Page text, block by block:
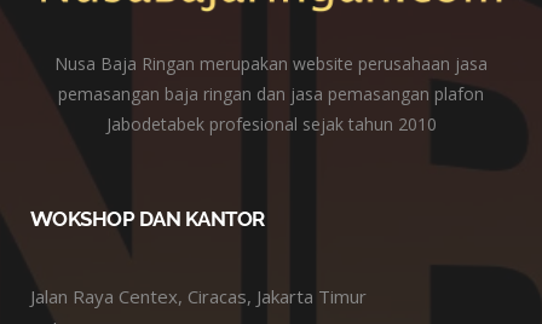
Nusa Baja Ringan merupakan website perusahaan jasa
pemasangan baja ringan dan jasa pemasangan plafon
Jabodetabek profesional sejak tahun 2010
WOKSHOP DAN KANTOR
Jalan Raya Centex, Ciracas, Jakarta Timur